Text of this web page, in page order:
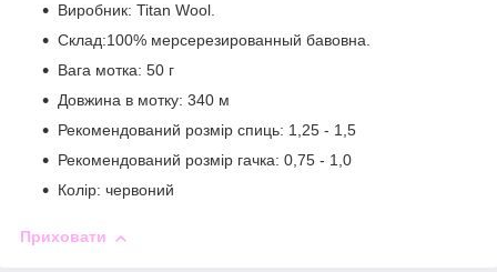
Виробник: Titan Wool.
Склад:100% мерсерезированный бавовна.
Вага мотка: 50 г
Довжина в мотку: 340 м
Рекомендований розмір спиць: 1,25 - 1,5
Рекомендований розмір гачка: 0,75 - 1,0
Колір: червоний
Приховати